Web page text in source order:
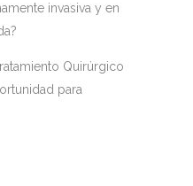
invasiva y en
Quirúrgico
para